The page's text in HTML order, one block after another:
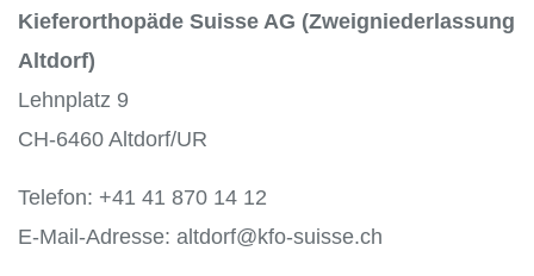
Kieferorthopäde Suisse AG (Zweigniederlassung
Altdorf)
Lehnplatz 9
CH-6460 Altdorf/UR
Telefon: +41 41 870 14 12
E-Mail-Adresse: altdorf@kfo-suisse.ch